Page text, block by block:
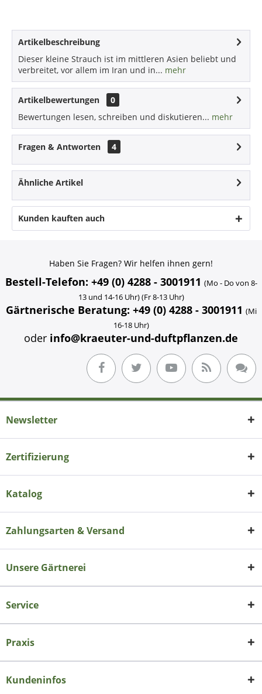
Artikelbeschreibung
Dieser kleine Strauch ist im mittleren Asien beliebt und
verbreitet, vor allem im Iran und in... mehr
Artikelbewertungen
0
Bewertungen lesen, schreiben und diskutieren... mehr
Fragen & Antworten 4
Ähnliche Artikel
Kunden kauften auch
Haben Sie Fragen? Wir helfen ihnen gern!
Bestell-Telefon: +49 (0) 4288 - 3001911 (Mo - Do von 8-
13 und 14-16 Uhr) (Fr 8-13 Uhr)
Gärtnerische Beratung: +49 (0) 4288 - 3001911 (Mi
16-18 Uhr)
oder info@kraeuter-und-duftpflanzen.de
Newsletter
Zertifizierung
Katalog
Zahlungsarten & Versand
Unsere Gärtnerei
Service
Praxis
Kundeninfos